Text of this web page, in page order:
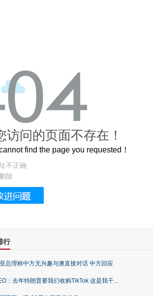
这个3.2米的长卷，还原了600岁的紫禁城
访问的页面不存在！
find the page you requested！
不正确
除
行
总理称中方无兴趣与澳直接对话 中方回应
：去年特朗普要我们收购TikTok 这是我干...